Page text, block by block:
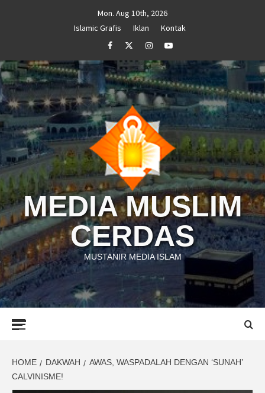
Mon. Aug 10th, 2026
Islamic Grafis
Iklan
Kontak
FacebookTwitterInstagramYoutube
MEDIA MUSLIM
CERDAS
MUSTANIR MEDIA ISLAM
HOME DAKWAH
AWAS, WASPADALAH DENGAN ‘SUNAH’
CALVINISME!